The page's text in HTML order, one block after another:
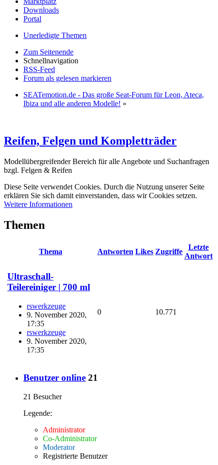
Downloads
Portal
Unerledigte Themen
Zum Seitenende
Schnellnavigation
RSS-Feed
Forum als gelesen markieren
SEATemotion.de - Das große Seat-Forum für Leon, Ateca,
Ibiza und alle anderen Modelle! »
Reifen, Felgen und Kompletträder
Modellübergreifender Bereich für alle Angebote und Suchanfragen
bzgl. Felgen & Reifen
Diese Seite verwendet Cookies. Durch die Nutzung unserer Seite
erklären Sie sich damit einverstanden, dass wir Cookies setzen.
Weitere Informationen
Themen
Thema Antworten Likes Zugriffe
Letzte
Antwort
Ultraschall-
Teilereiniger | 700 ml
rswerkzeuge
9. November 2020,
17:35
rswerkzeuge
9. November 2020,
17:35
0 10.771
Benutzer online 21
21 Besucher
Legende:
Administrator
Co-Administrator
Moderator
Registrierte Benutzer